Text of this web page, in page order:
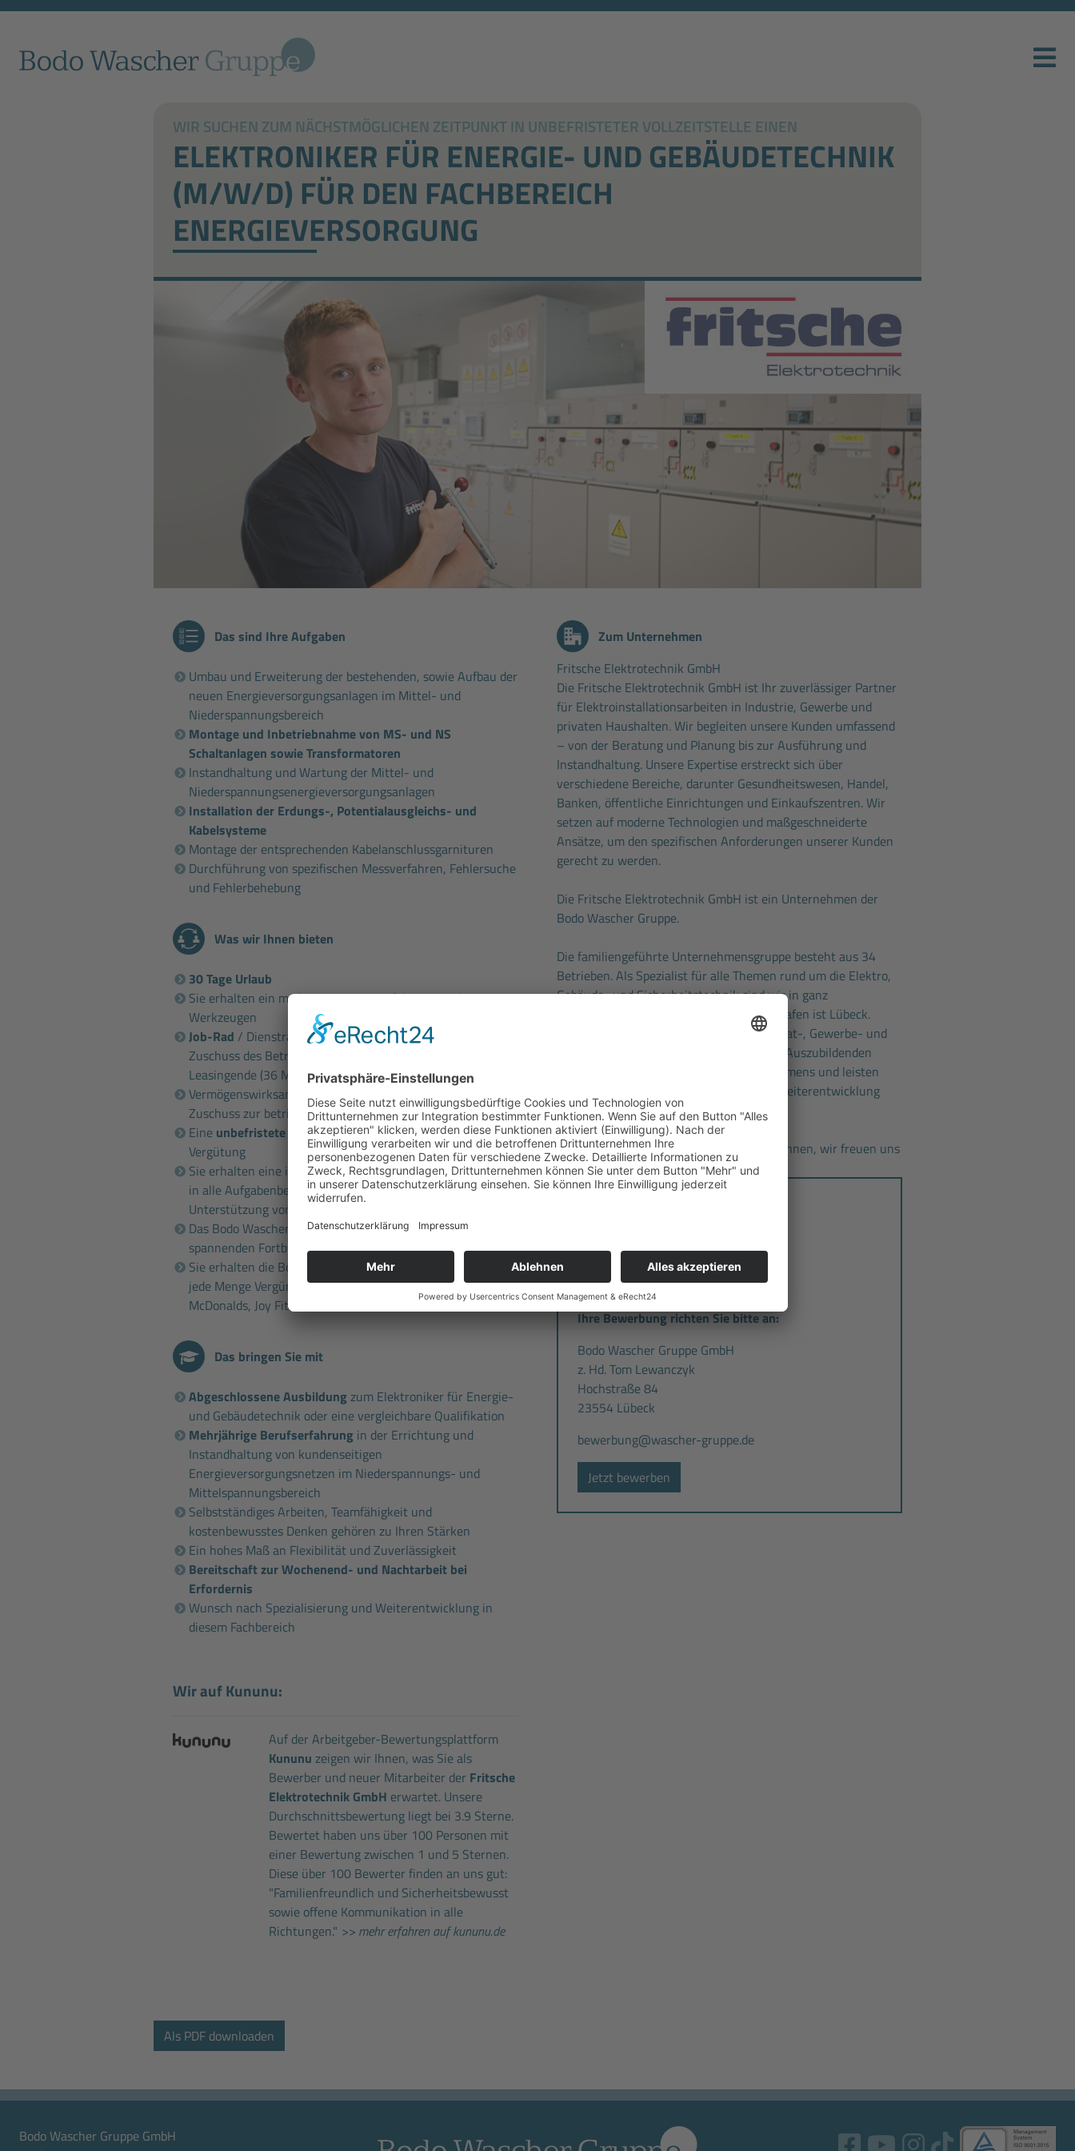
WIR SUCHEN ZUM NÄCHSTMÖGLICHEN ZEITPUNKT IN UNBEFRISTETER VOLLZEITSTELLE EINEN
ELEKTRONIKER FÜR ENERGIE- UND GEBÄUDETECHNIK
(M/W/D) FÜR DEN FACHBEREICH
ENERGIEVERSORGUNG
Das sind Ihre Aufgaben
Umbau und Erweiterung der bestehenden, sowie Aufbau der
neuen Energieversorgungsanlagen im Mittel- und
Niederspannungsbereich
Montage und Inbetriebnahme von MS- und NS
Schaltanlagen sowie Transformatoren
Instandhaltung und Wartung der Mittel- und
Niederspannungsenergieversorgungsanlagen
Installation der Erdungs-, Potentialausgleichs- und
Kabelsysteme
Montage der entsprechenden Kabelanschlussgarnituren
Durchführung von spezifischen Messverfahren, Fehlersuche
und Fehlerbehebung
Was wir Ihnen bieten
30 Tage Urlaub
Sie erhalten ein modernes Arbeitsumfeld mit erstklassigen
Werkzeugen
Job-Rad / Dienstrad / E-Bike-Leasing bis 4.000 € mit
Zuschuss des Betriebs und vergünstigte Kaufoption nach
Leasingende (36 Monate)
Vermögenswirksame Leistung i.H.v. 324 € pro Jahr und
Zuschuss zur betrieblichen Altersvorsorge
Eine unbefristete Vollzeitanstellungund leistungsgerechte
Vergütung
Sie erhalten eine intensive und fachspezifische Einarbeitung
in alle Aufgabenbereiche und bekommen jederzeit fachliche
Unterstützung von erfahrenen Ansprechpartnern
Das Bodo Wascher GruppeSeminarprogrammmit vielen
spannenden Fortbildungen
Sie erhalten die Bodo Wascher
Vorteilskarte
jede Menge Vergünstigungen bekommen (z.B. bei Hagebau,
McDonalds, Joy Fitness, Fahrschulen etc.)
Das bringen Sie mit
Abgeschlossene Ausbildung zum Elektroniker für Energie-
und Gebäudetechnik oder eine vergleichbare Qualifikation
Mehrjährige Berufserfahrung in der Errichtung und
Instandhaltung von kundenseitigen
Energieversorgungsnetzen im Niederspannungs- und
Mittelspannungsbereich
Selbstständiges Arbeiten, Teamfähigkeit und
kostenbewusstes Denken gehören zu Ihren Stärken
Ein hohes Maß an Flexibilität und Zuverlässigkeit
Bereitschaft zur Wochenend- und Nachtarbeit bei
Erfordernis
Wunsch nach Spezialisierung und Weiterentwicklung in
diesem Fachbereich
Wir auf Kununu:
Auf der Arbeitgeber-Bewertungsplattform
Kununu zeigen wir Ihnen, was Sie als
Bewerber und neuer Mitarbeiter der Fritsche
Elektrotechnik GmbH erwartet. Unsere
Durchschnittsbewertung liegt bei 3.9 Sterne.
Bewertet haben uns über 100 Personen mit
einer Bewertung zwischen 1 und 5 Sternen.
Diese über 100 Bewerter finden an uns gut:
"Familienfreundlich und Sicherheitsbewusst
sowie offene Kommunikation in alle
Richtungen." >> mehr erfahren auf kununu.de
Zum Unternehmen
Fritsche Elektrotechnik GmbH
Die Fritsche Elektrotechnik GmbH ist Ihr zuverlässiger Partner
für Elektroinstallationsarbeiten in Industrie, Gewerbe und
privaten Haushalten. Wir begleiten unsere Kunden umfassend
– von der Beratung und Planung bis zur Ausführung und
Instandhaltung. Unsere Expertise erstreckt sich über
verschiedene Bereiche, darunter Gesundheitswesen, Handel,
Banken, öffentliche Einrichtungen und Einkaufszentren. Wir
setzen auf moderne Technologien und maßgeschneiderte
Ansätze, um den spezifischen Anforderungen unserer Kunden
gerecht zu werden.
Die Fritsche Elektrotechnik GmbH ist ein Unternehmen der
Bodo Wascher Gruppe.
Die familiengeführte Unternehmensgruppe besteht aus 34
Betrieben. Als Spezialist für alle Themen rund um die Elektro,
Gebäude- und Sicherheitstechnik sind wir in ganz
Norddeutschland bekannt, unser Heimathafen ist Lübeck.
Unsere 1.100 Beschäftigten betreuen Privat-, Gewerbe- und
Industriekunden. Mit insgesamt über 220 Auszubildenden
sichern wir die Zukunft unseres Unternehmens und leisten
gleichzeitig einen wichtigen Beitrag zur Weiterentwicklung
unserer Branche.
Kommen Sie zu uns und lernen Sie uns kennen, wir freuen uns
auf Sie.
Fritsche Elektrotechnik GmbH
Oststraße 67
22844 Norderstedt
Ihre Bewerbung richten Sie bitte an:
Bodo Wascher Gruppe GmbH
z. Hd. Tom Lewanczyk
Hochstraße 84
23554 Lübeck
bewerbung@wascher-gruppe.de
Jetzt bewerben
Bodo Wascher Gruppe GmbH